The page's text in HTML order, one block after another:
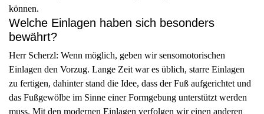
können.
Welche Einlagen haben sich besonders
bewährt?
Herr Scherzl: Wenn möglich, geben wir sensomotorischen
Einlagen den Vorzug. Lange Zeit war es üblich, starre Einlagen
zu fertigen, dahinter stand die Idee, dass der Fuß aufgerichtet und
das Fußgewölbe im Sinne einer Formgebung unterstützt werden
muss. Mit den modernen Einlagen verfolgen wir einen anderen